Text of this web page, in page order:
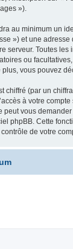
»).
au minimum un
») et une
serveur. Toutes les
ou
vous pouvez
chiffré (par un
à votre
peut vous
phpBB. Cette
de votre